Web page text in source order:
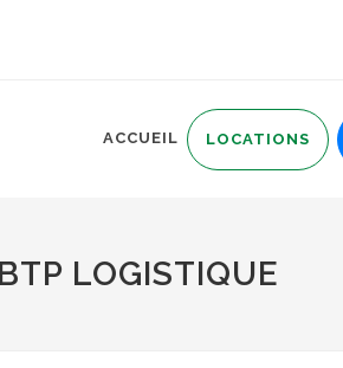
ACCUEIL LOCATIONS
LOGISTIQUE